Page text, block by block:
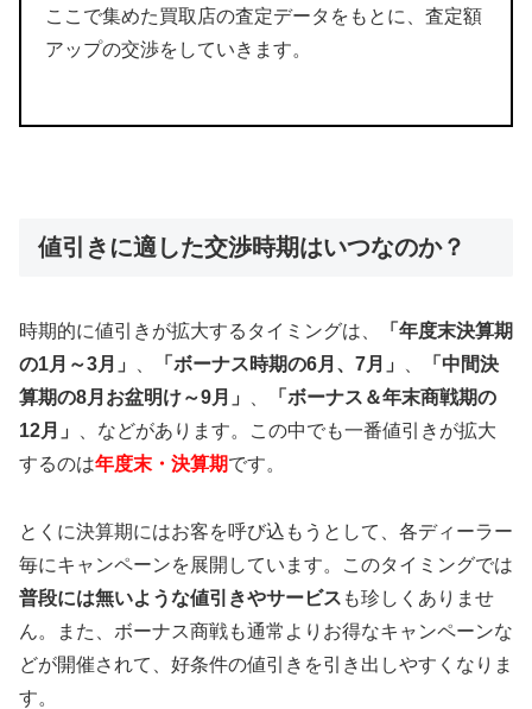
ここで集めた買取店の査定データをもとに、査定額
アップの交渉をしていきます。
値引きに適した交渉時期はいつなのか？
時期的に値引きが拡大するタイミングは、
「年度末決算期
の1月～3月」
「ボーナス時期の6月、7月」
「中間決
算期の8月お盆明け～9月」
「ボーナス＆年末商戦期の
12月」
、などがあります。この中でも一番値引きが拡大
するのは年度末・決算期です。
とくに決算期にはお客を呼び込もうとして、各ディーラー
毎にキャンペーンを展開しています。このタイミングでは
普段には無いような値引きやサービス も珍しくありませ
ん。また、ボーナス商戦も通常よりお得なキャンペーンな
どが開催されて、好条件の値引きを引き出しやすくなりま
す。